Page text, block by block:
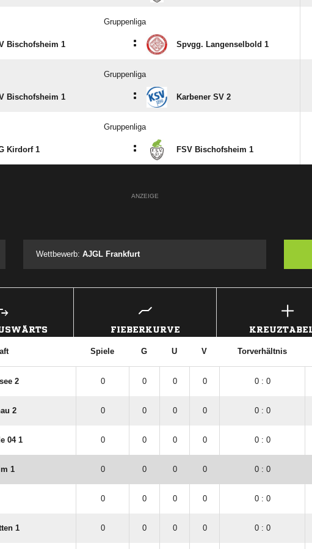
Gruppenliga
Bischofsheim 1 : Spvgg. Langenselbold 1
Gruppenliga
Bischofsheim 1 : Karbener SV 2
Gruppenliga
Kirdorf 1 : FSV Bischofsheim 1
ANZEIGE
Wettbewerb:AJGL Frankfurt
FIEBERKURVE
Spiele G U V Torverhältnis
2 0 0 0 0 0 : 0
2 0 0 0 0 0 : 0
04 1 0 0 0 0 0 : 0
1 0 0 0 0 0 : 0
0 0 0 0 0 : 0
1 0 0 0 0 0 : 0